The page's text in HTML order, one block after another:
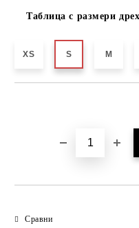
Таблица с размери
XS S M
Сравни